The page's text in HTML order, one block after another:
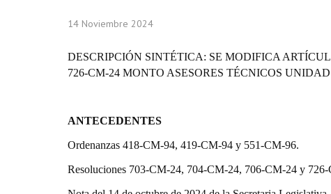
14 Noviembre 2024
DESCRIPCIÓN SINTÉTICA: SE MODIFICA
726-CM-24 MONTO ASESORES TÉCNICOS
ANTECEDENTES
Ordenanzas 418-CM-94, 419-CM-94 y 551-CM-96.
Resoluciones 703-CM-24, 704-CM-24, 706-CM-24 y